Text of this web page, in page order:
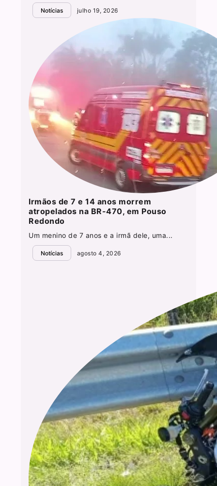
Notícias julho 19, 2026
Irmãos de 7 e 14 anos morrem
atropelados na BR-470, em Pouso
Redondo
Um menino de 7 anos e a irmã dele, uma...
Notícias agosto 4, 2026